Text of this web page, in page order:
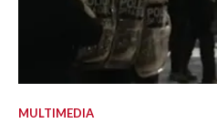
MULTIMEDIA